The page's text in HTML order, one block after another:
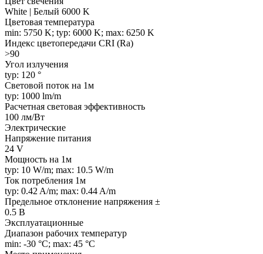
White | Белый 6000 K
Цветовая температура
min: 5750 K; typ: 6000 K; max: 6250 K
Индекс цветопередачи CRI (Ra)
>90
Угол излучения
typ: 120 °
Световой поток на 1м
typ: 1000 lm/m
Расчетная световая эффективность
100 лм/Вт
Электрические
Напряжение питания
24 V
Мощность на 1м
typ: 10 W/m; max: 10.5 W/m
Ток потребления 1м
typ: 0.42 A/m; max: 0.44 A/m
Предельное отклонение напряжения ±
0.5 В
Эксплуатационные
Диапазон рабочих температур
min: -30 °C; max: 45 °C